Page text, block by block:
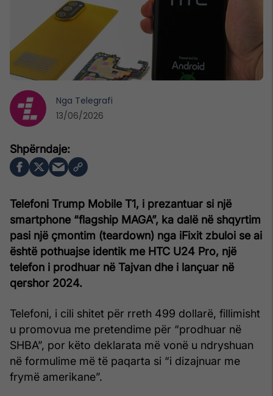
Telefoni Trump Mobile T1, i prezantuar si një
smartphone “flagship MAGA”, ka dalë në shqyrtim
pasi një çmontim (teardown) nga iFixit zbuloi se ai
është pothuajse identik me HTC U24 Pro, një
telefon i prodhuar në Tajvan dhe i lançuar në
qershor 2024.
Telefoni, i cili shitet për rreth 499 dollarë, fillimisht
u promovua me pretendime për “prodhuar në
SHBA”, por këto deklarata më vonë u ndryshuan
në formulime më të paqarta si “i dizajnuar me
frymë amerikane”.
Nga Telegrafi
13/06/2026